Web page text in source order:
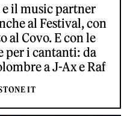
il music partner
al Festival, con
al Covo. E con le
per i cantanti: da
a J-Ax e Raf
IT